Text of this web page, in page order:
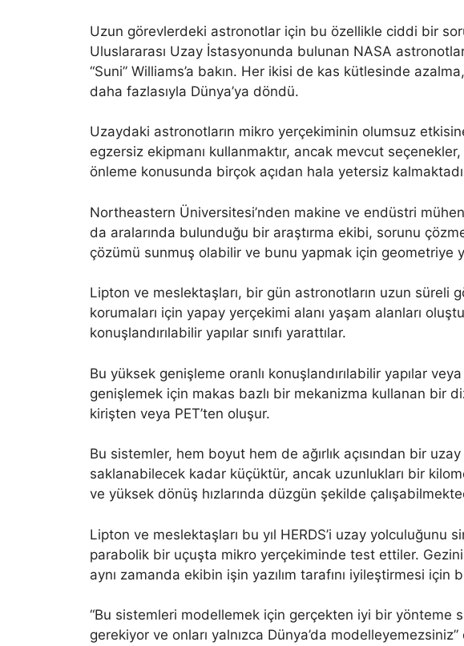
Uzun görevlerdeki astronotlar için bu özellikle ciddi bir
Uluslararası Uzay İstasyonunda bulunan NASA
“Suni” Williams’a bakın. Her ikisi de kas kütlesinde
daha fazlasıyla Dünya’ya döndü.
Uzaydaki astronotların mikro yerçekiminin olumsuz
egzersiz ekipmanı kullanmaktır, ancak mevcut
önleme konusunda birçok açıdan hala yetersiz
Northeastern Üniversitesi’nden makine ve endüstri
da aralarında bulunduğu bir araştırma ekibi, sorunu
çözümü sunmuş olabilir ve bunu yapmak için geometriye
Lipton ve meslektaşları, bir gün astronotların uzun süreli
korumaları için yapay yerçekimi alanı yaşam alanları
konuşlandırılabilir yapılar sınıfı yarattılar.
Bu yüksek genişleme oranlı konuşlandırılabilir yapılar
genişlemek için makas bazlı bir mekanizma kullanan bir
kirişten veya PET’ten oluşur.
Bu sistemler, hem boyut hem de ağırlık açısından bir
saklanabilecek kadar küçüktür, ancak uzunlukları bir
ve yüksek dönüş hızlarında düzgün şekilde
Lipton ve meslektaşları bu yıl HERDS’i uzay yolculuğunu
parabolik bir uçuşta mikro yerçekiminde test ettiler.
aynı zamanda ekibin işin yazılım tarafını iyileştirmesi için
“Bu sistemleri modellemek için gerçekten iyi bir yönteme
gerekiyor ve onları yalnızca Dünya’da